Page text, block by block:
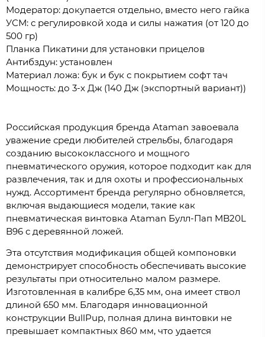
Модератор: докупается отдельно, вместо него гайка
УСМ: с регулировкой хода и силы нажатия (от 120 до
500 гр)
Планка Пикатини для установки прицелов
Антибздун: установлен
Материал ложа: бук и бук с покрытием софт тач
Мощность: до 3-х Дж (140 Дж (экспортный вариант))
Российская продукция бренда Ataman завоевала
уважение среди любителей стрельбы, благодаря
созданию высококлассного и мощного
пневматического оружия, которое подходит как для
развлечения, так и для охоты и профессиональных
нужд. Ассортимент бренда регулярно обновляется,
включая выдающиеся модели, такие как
пневматическая винтовка Ataman Булл-Пап MB20L
B96 с деревянной ложей.
Эта отсутствия модификация общей компоновки
демонстрирует способность обеспечивать высокие
результаты при относительно малом размере.
Изготовленная в калибре 6,35 мм, она имеет ствол
длиной 650 мм. Благодаря инновационной
конструкции BullPup, полная длина винтовки не
превышает компактных 860 мм, что удается